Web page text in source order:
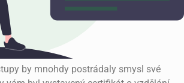
by mnohdy postrádaly smysl své